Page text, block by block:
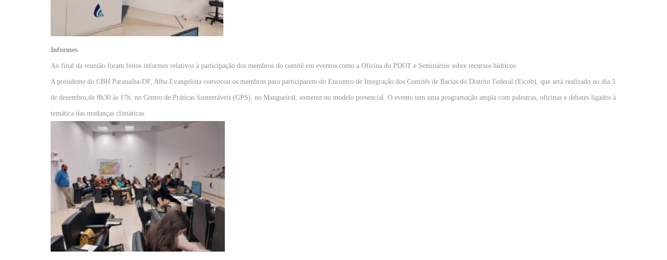
Informes
Ao final da reunião foram feitos informes relativos à participação dos membros do comitê em eventos como a Oficina do PDOT e Seminários sobre recursos hídricos.
A presidente do CBH Paranaíba-DF, Alba Evangelista convocou os membros para participarem do Encontro de Integração dos Comitês de Bacias do Distrito Federal (Eicob), que será realizado no dia 5
de dezembro,de 8h30 às 17h, no Centro de Práticas Sustentáveis (GPS), no Mangueiral, somente no modelo presencial. O evento tem uma programação ampla com palestras, oficinas e debates ligados à
temática das mudanças climáticas.